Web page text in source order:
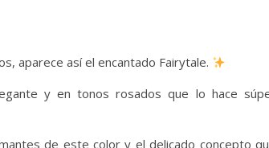
aparece así el encantado Fairytale.
y en tonos rosados ​​que lo hace
de este color y el delicado concepto